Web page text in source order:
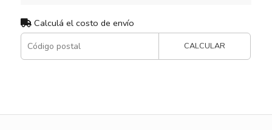
Calculá el costo de envío
CALCULAR